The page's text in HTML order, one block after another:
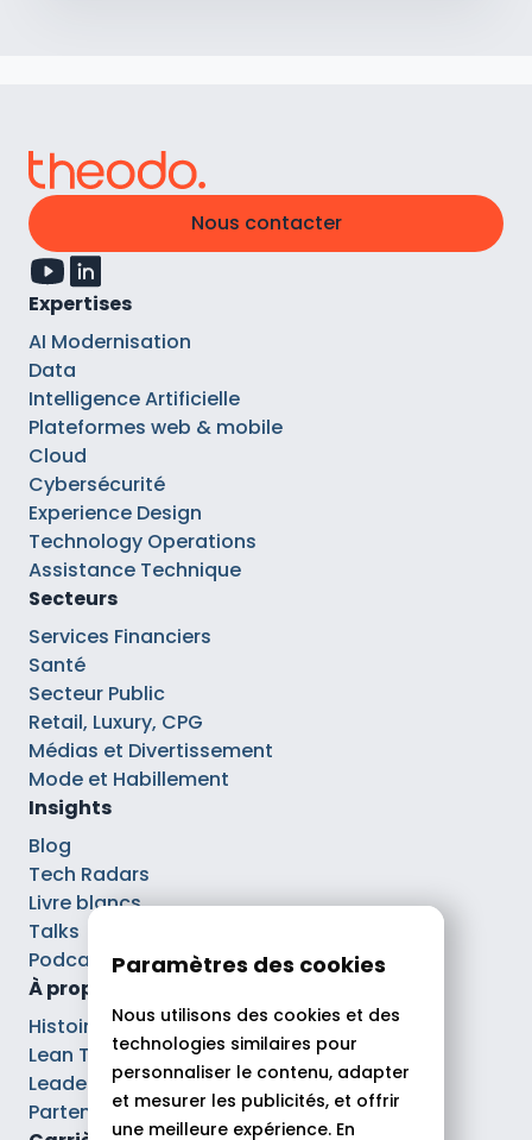
Nous contacter
Expertises
AI Modernisation
Data
Intelligence Artificielle
Plateformes web & mobile
Cloud
Cybersécurité
Experience Design
Technology Operations
Assistance Technique
Secteurs
Services Financiers
Santé
Secteur Public
Retail, Luxury, CPG
Médias et Divertissement
Mode et Habillement
Insights
Blog
Tech Radars
Livre blancs
Talks
Podcasts
À propos
Histoire
Lean Tech®
Leaders
Partenaires
Paramètres des cookies
Nous utilisons des cookies et des
technologies similaires pour
personnaliser le contenu, adapter
et mesurer les publicités, et offrir
une meilleure expérience. En